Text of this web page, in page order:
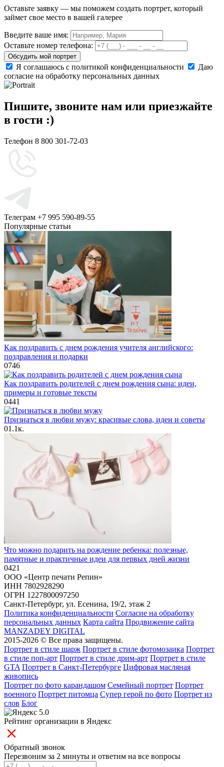
Оставьте заявку — мы поможем создать портрет, который
займет свое место в вашей галерее
Введите ваше имя:
Оставьте номер телефона:
Обсудить мой портрет
Я соглашаюсь с политикой конфиденциальности
Даю
согласие на обработку персональных данных
Пишите, звоните нам или приезжайте
в гости :)
Телефон 8 800 301-72-03
Телеграм +7 995 590-89-55
Популярные статьи
Как поздравить с днем рождения учителя английского:
поздравления и подарки
0746
Как поздравить родителей с днем рождения сына: идеи,
примеры и готовые тексты
0441
Признаться в любви мужу: красивые слова, идеи и советы
01.1к.
Что можно подарить на рождение ребенка: полезные,
памятные и практичные идеи для первых дней жизни
0421
ООО «Центр печати Репин»
ИНН 7802928290
ОГРН 1227800097250
Санкт-Петербург, ул. Есенина, 19/2, этаж 2
Политика конфиденциальности Согласие на обработку
персональных данных Карта сайта Продвижение сайта
MANZADEY DIGITAL
2015-2026 © Все права защищены.
Портрет в стиле шарж Портрет в стиле фотомозаика Портрет
в стиле поп-арт Портрет в стиле дрим-арт Портрет в стиле
GTA Портрет в Санкт-Петербурге Цифровая масляная
живопись
Портрет по фото карандашом Семейный портрет Портрет
военного Портрет питомца Супер герой по фото Портрет из
слов Блог
5.0
Рейтинг организации в Яндекс
Обратный звонок
Перезвоним за 2 минуты и ответим на все вопросы